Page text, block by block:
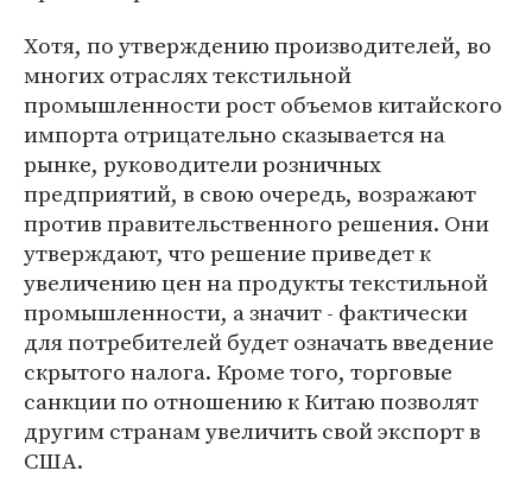
Хотя, по утверждению производителей, во
многих отраслях текстильной
промышленности рост объемов китайского
импорта отрицательно сказывается на
рынке, руководители розничных
предприятий, в свою очередь, возражают
против правительственного решения. Они
утверждают, что решение приведет к
увеличению цен на продукты текстильной
промышленности, а значит - фактически
для потребителей будет означать введение
скрытого налога. Кроме того, торговые
санкции по отношению к Китаю позволят
другим странам увеличить свой экспорт в
США.